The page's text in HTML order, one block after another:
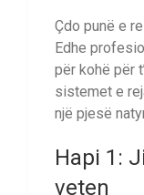
Çdo punë e
Edhe
për kohë për
sistemet e
një pjesë
Hapi 1:
veten